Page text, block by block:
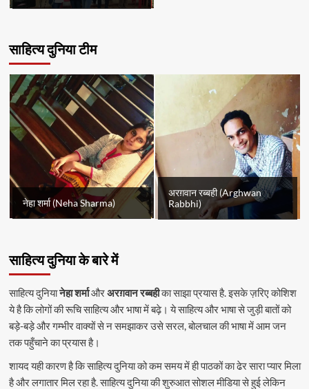
साहित्य दुनिया टीम
नेहा शर्मा (Neha Sharma)
अरग़वान रब्बही (Arghwan
Rabbhi)
साहित्य दुनिया के बारे में
साहित्य दुनियानेहा शर्माऔरअरग़वान रब्बहीका साझा प्रयास है. इसके ज़रिए कोशिश
ये है कि लोगों की रूचि साहित्य और भाषा में बढ़े। ये साहित्य और भाषा से जुड़ी बातों को
बड़े-बड़े और गम्भीर वाक्यों से न समझाकर उसे सरल, बोलचाल की भाषा में आम जन
तक पहुँचाने का प्रयास है।
शायद यही कारण है कि साहित्य दुनिया को कम समय में ही पाठकों का ढेर सारा प्यार मिला
है और लगातार मिल रहा है. साहित्य दुनिया की शुरुआत सोशल मीडिया से हुई लेकिन